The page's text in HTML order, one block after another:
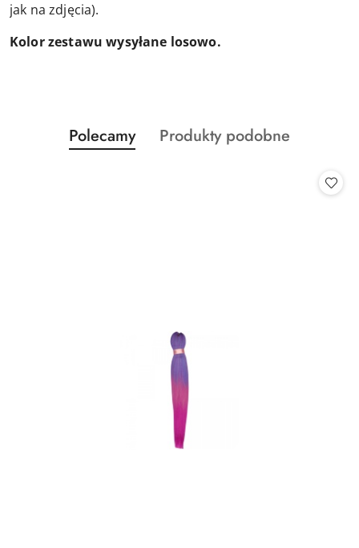
jak na zdjęcia).
Kolor zestawu wysyłane losowo.
Pomiń karuzelę produktów
Produkty
o
Polecamy
Produkty
Produkty podobne